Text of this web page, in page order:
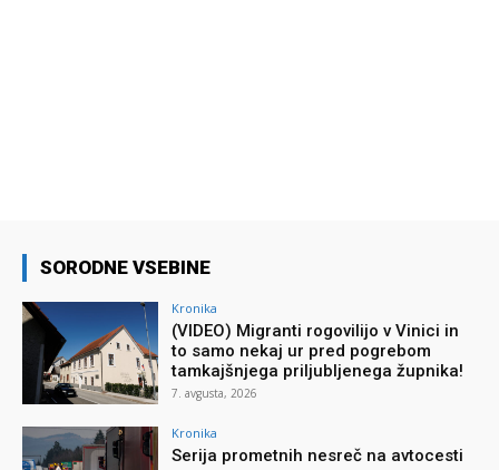
SORODNE VSEBINE
Kronika
(VIDEO) Migranti rogovilijo v Vinici in
to samo nekaj ur pred pogrebom
tamkajšnjega priljubljenega župnika!
7. avgusta, 2026
Kronika
Serija prometnih nesreč na avtocesti